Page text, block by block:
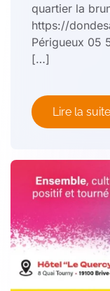
quartier la
https://
Périgueux 05
[…]
Lire la suite